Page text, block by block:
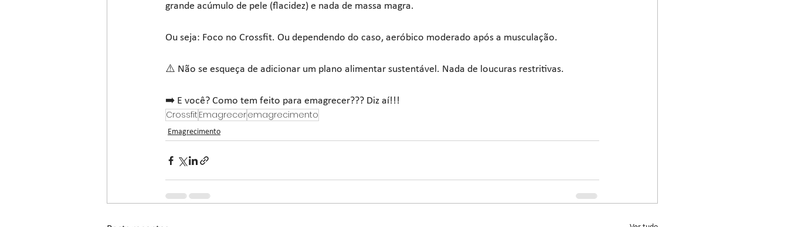
grande acúmulo de pele (flacidez) e nada de massa magra.
Ou seja: Foco no Crossfit. Ou dependendo do caso, aeróbico moderado após a musculação.
⚠️ Não se esqueça de adicionar um plano alimentar sustentável. Nada de loucuras restritivas.
➡️ E você? Como tem feito para emagrecer??? Diz aí!!!
Crossfit Emagreceremagrecimento
Emagrecimento